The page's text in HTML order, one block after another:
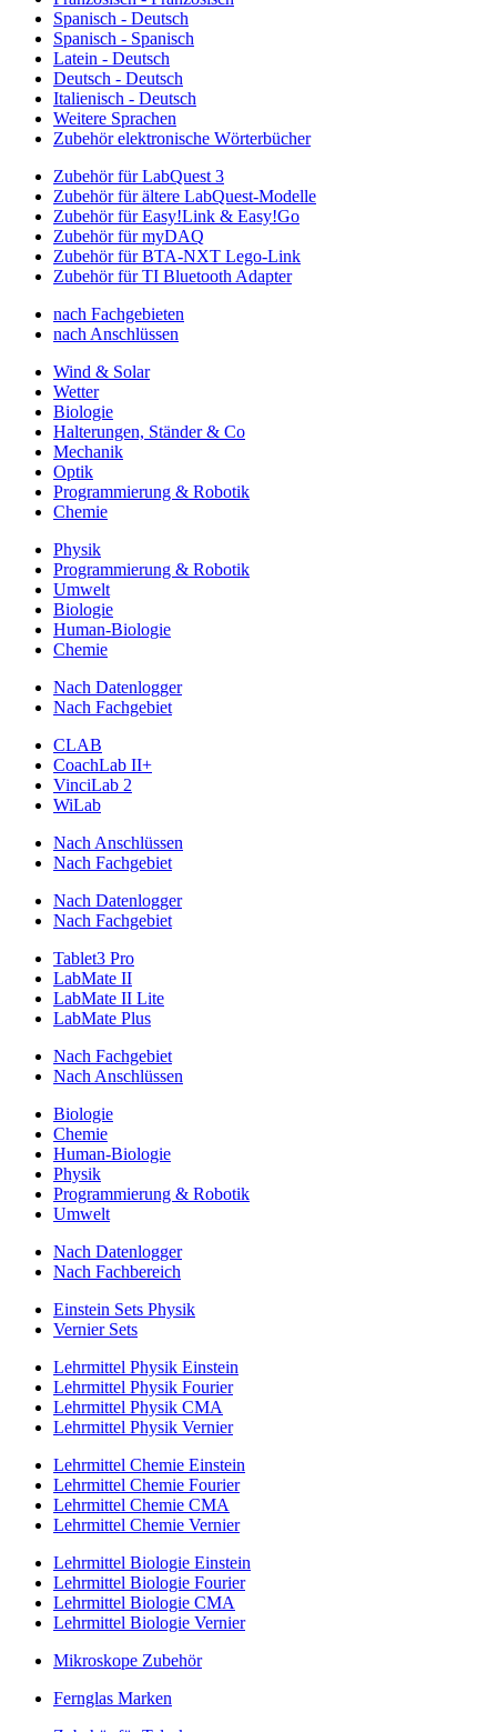
Spanisch - Deutsch
Spanisch - Spanisch
Latein - Deutsch
Deutsch - Deutsch
Italienisch - Deutsch
Weitere Sprachen
Zubehör elektronische Wörterbücher
Zubehör für LabQuest 3
Zubehör für ältere LabQuest-Modelle
Zubehör für Easy!Link & Easy!Go
Zubehör für myDAQ
Zubehör für BTA-NXT Lego-Link
Zubehör für TI Bluetooth Adapter
nach Fachgebieten
nach Anschlüssen
Wind & Solar
Wetter
Biologie
Halterungen, Ständer & Co
Mechanik
Optik
Programmierung & Robotik
Chemie
Physik
Programmierung & Robotik
Umwelt
Biologie
Human-Biologie
Chemie
Nach Datenlogger
Nach Fachgebiet
CLAB
CoachLab II+
VinciLab 2
WiLab
Nach Anschlüssen
Nach Fachgebiet
Nach Datenlogger
Nach Fachgebiet
Tablet3 Pro
LabMate II
LabMate II Lite
LabMate Plus
Nach Fachgebiet
Nach Anschlüssen
Biologie
Chemie
Human-Biologie
Physik
Programmierung & Robotik
Umwelt
Nach Datenlogger
Nach Fachbereich
Einstein Sets Physik
Vernier Sets
Lehrmittel Physik Einstein
Lehrmittel Physik Fourier
Lehrmittel Physik CMA
Lehrmittel Physik Vernier
Lehrmittel Chemie Einstein
Lehrmittel Chemie Fourier
Lehrmittel Chemie CMA
Lehrmittel Chemie Vernier
Lehrmittel Biologie Einstein
Lehrmittel Biologie Fourier
Lehrmittel Biologie CMA
Lehrmittel Biologie Vernier
Mikroskope Zubehör
Fernglas Marken